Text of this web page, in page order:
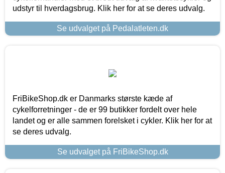
udstyr til hverdagsbrug. Klik her for at se deres udvalg.
Se udvalget på Pedalatleten.dk
FriBikeShop.dk er Danmarks største kæde af
cykelforretninger - de er 99 butikker fordelt over hele
landet og er alle sammen forelsket i cykler. Klik her for at
se deres udvalg.
Se udvalget på FriBikeShop.dk